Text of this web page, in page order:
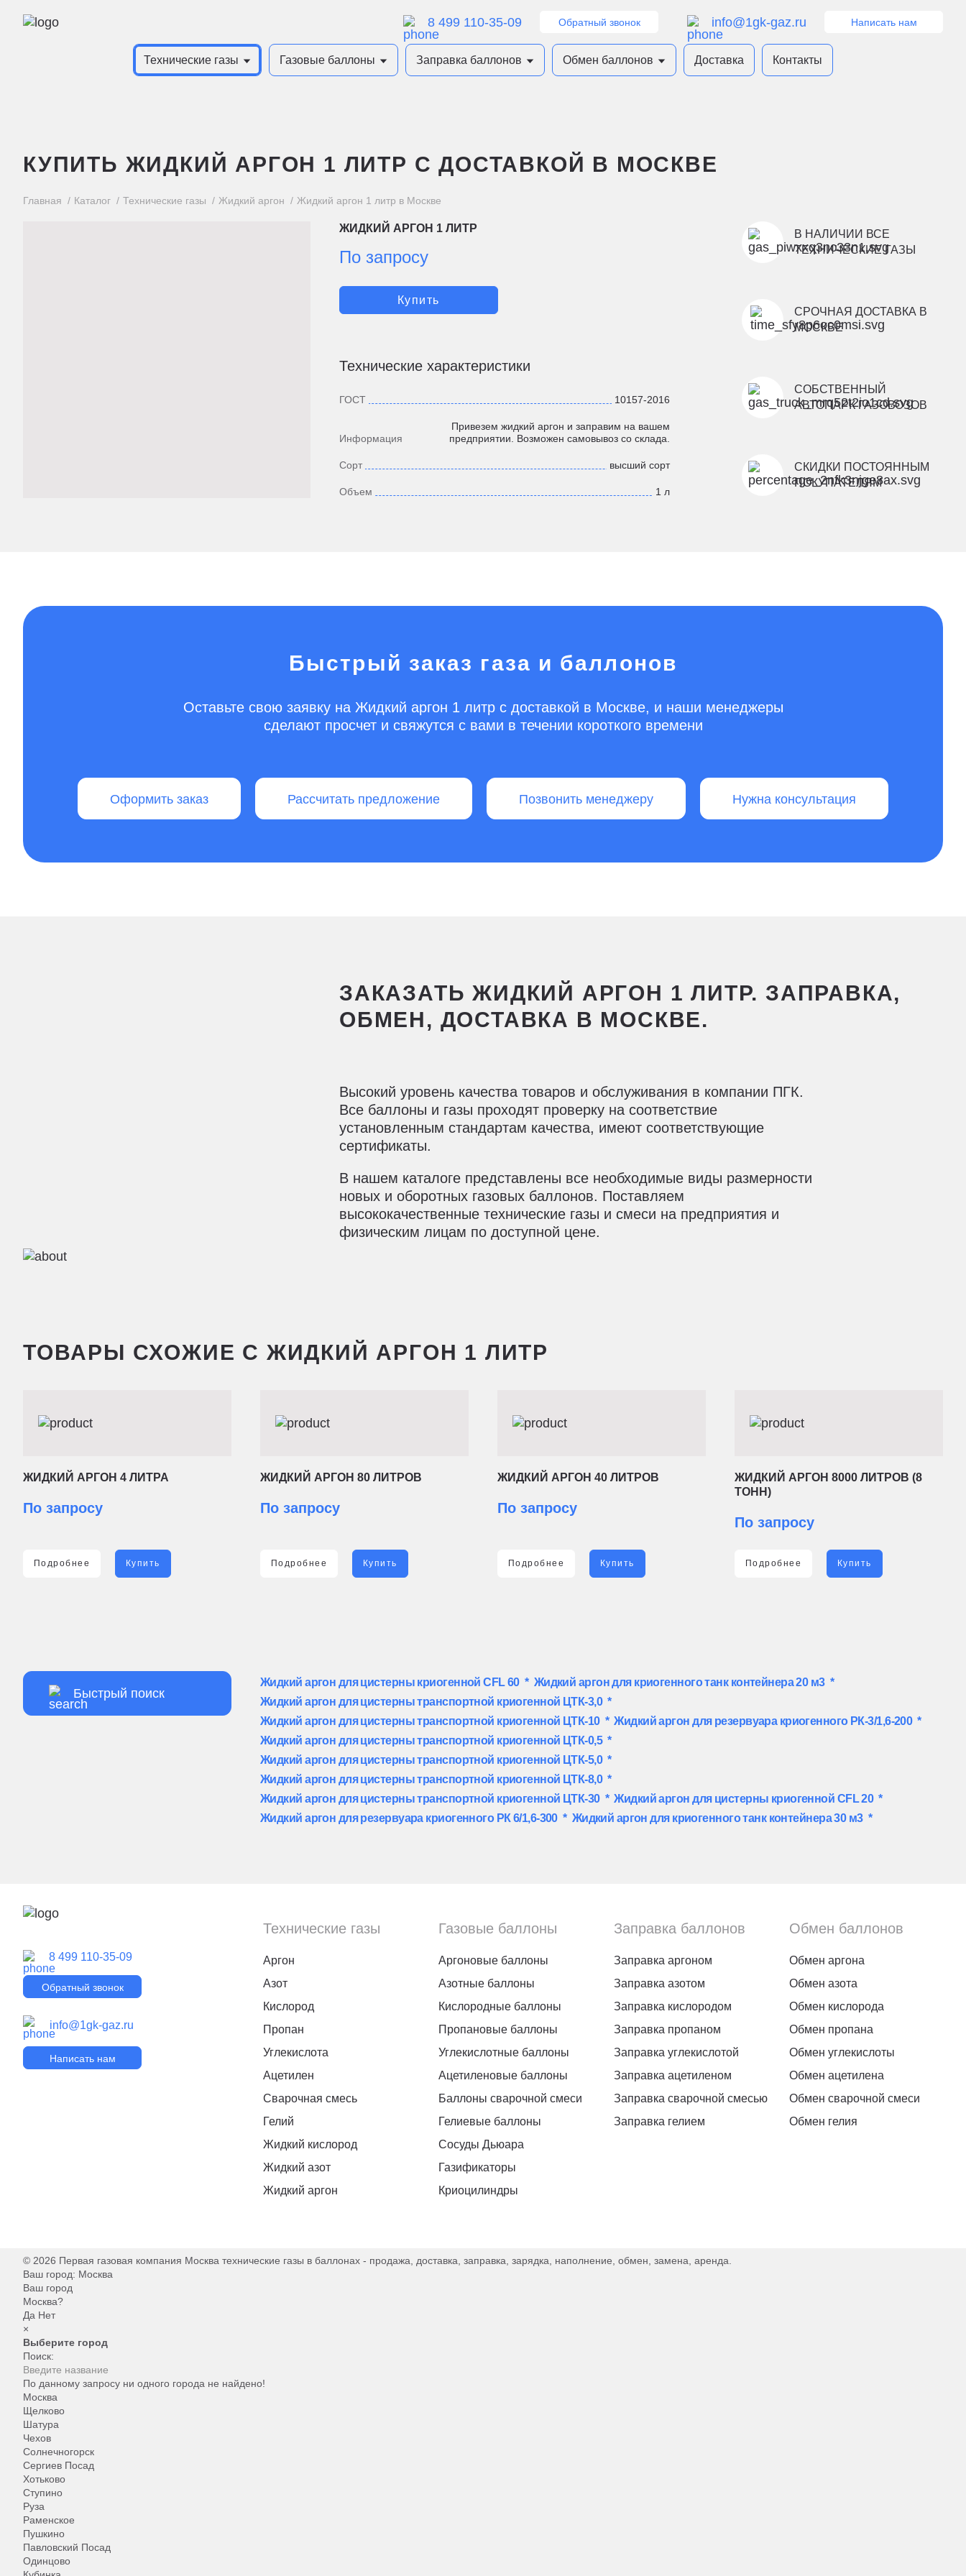
8 499 110-35-09 Обратный звонок info@1gk-gaz.ru Написать нам
Технические газы Газовые баллоны Заправка баллонов Обмен баллонов Доставка Контакты
КУПИТЬ ЖИДКИЙ АРГОН 1 ЛИТР С ДОСТАВКОЙ В МОСКВЕ
Главная Каталог Технические газы Жидкий аргон Жидкий аргон 1 литр в Москве
ЖИДКИЙ АРГОН 1 ЛИТР
По запросу
Купить
Технические характеристики
ГОСТ 10157-2016
Информация
Привезем жидкий аргон и заправим на вашем
предприятии. Возможен самовывоз со склада.
Сорт высший сорт
Объем 1 л
В НАЛИЧИИ ВСЕ
ТЕХНИЧЕСКИЕ ГАЗЫ
СРОЧНАЯ ДОСТАВКА В
МОСКВЕ
СОБСТВЕННЫЙ
АВТОПАРК ГАЗОВОЗОВ
СКИДКИ ПОСТОЯННЫМ
ПОКУПАТЕЛЯМ
Быстрый заказ газа и баллонов
Оставьте свою заявку на Жидкий аргон 1 литр с доставкой в Москве, и наши менеджеры
сделают просчет и свяжутся с вами в течении короткого времени
Оформить заказ Рассчитать предложение Позвонить менеджеру Нужна консультация
ЗАКАЗАТЬ ЖИДКИЙ АРГОН 1 ЛИТР. ЗАПРАВКА,
ОБМЕН, ДОСТАВКА В МОСКВЕ.
Высокий уровень качества товаров и обслуживания в компании ПГК.
Все баллоны и газы проходят проверку на соответствие
установленным стандартам качества, имеют соответствующие
сертификаты.
В нашем каталоге представлены все необходимые виды размерности
новых и оборотных газовых баллонов. Поставляем
высококачественные технические газы и смеси на предприятия и
физическим лицам по доступной цене.
ТОВАРЫ СХОЖИЕ С ЖИДКИЙ АРГОН 1 ЛИТР
ЖИДКИЙ АРГОН 4 ЛИТРА
По запросу
Подробнее Купить
ЖИДКИЙ АРГОН 80 ЛИТРОВ
По запросу
Подробнее Купить
ЖИДКИЙ АРГОН 40 ЛИТРОВ
По запросу
Подробнее Купить
ЖИДКИЙ АРГОН 8000 ЛИТРОВ (8
ТОНН)
По запросу
Подробнее Купить
Жидкий аргон для цистерны криогенной CFL 60* Жидкий аргон для криогенного танк контейнера 20 м3*
Жидкий аргон для цистерны транспортной криогенной ЦТК-3,0*
Жидкий аргон для цистерны транспортной криогенной ЦТК-10* Жидкий аргон для резервуара криогенного РК-3/1,6-200*
Жидкий аргон для цистерны транспортной криогенной ЦТК-0,5*
Жидкий аргон для цистерны транспортной криогенной ЦТК-5,0*
Жидкий аргон для цистерны транспортной криогенной ЦТК-8,0*
Жидкий аргон для цистерны транспортной криогенной ЦТК-30* Жидкий аргон для цистерны криогенной CFL 20*
Жидкий аргон для резервуара криогенного РК 6/1,6-300* Жидкий аргон для криогенного танк контейнера 30 м3*
8 499 110-35-09
Обратный звонок
info@1gk-gaz.ru
Написать нам
Технические газы
Аргон
Азот
Кислород
Пропан
Углекислота
Ацетилен
Сварочная смесь
Гелий
Жидкий кислород
Жидкий азот
Жидкий аргон
Газовые баллоны
Аргоновые баллоны
Азотные баллоны
Кислородные баллоны
Пропановые баллоны
Углекислотные баллоны
Ацетиленовые баллоны
Баллоны сварочной смеси
Гелиевые баллоны
Сосуды Дьюара
Газификаторы
Криоцилиндры
Заправка баллонов
Заправка аргоном
Заправка азотом
Заправка кислородом
Заправка пропаном
Заправка углекислотой
Заправка ацетиленом
Заправка сварочной смесью
Заправка гелием
Обмен баллонов
Обмен аргона
Обмен азота
Обмен кислорода
Обмен пропана
Обмен углекислоты
Обмен ацетилена
Обмен сварочной смеси
Обмен гелия
© 2026 Первая газовая компания Москва технические газы в баллонах - продажа, доставка, заправка, зарядка, наполнение, обмен, замена, аренда.
Ваш город: Москва
Ваш город
Москва?
Да Нет
×
Выберите город
Поиск:
По данному запросу ни одного города не найдено!
Москва
Щелково
Шатура
Чехов
Солнечногорск
Сергиев Посад
Хотьково
Ступино
Руза
Раменское
Пушкино
Павловский Посад
Одинцово